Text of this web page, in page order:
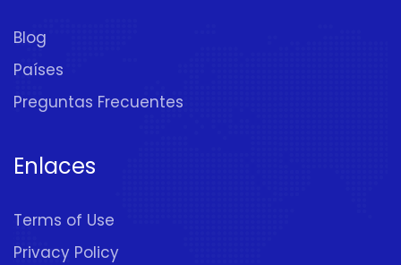
Blog
Países
Preguntas Frecuentes
Enlaces
Terms of Use
Privacy Policy